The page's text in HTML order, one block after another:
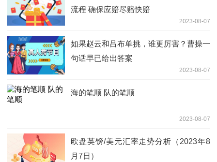
流程 确保应赔尽赔快赔
2023-08-07
如果赵云和吕布单挑，谁更厉害？曹操一
句话早已给出答案
2023-08-07
海的笔顺 队的笔顺
2023-08-07
欧盘英镑/美元汇率走势分析（2023年8
月7日）